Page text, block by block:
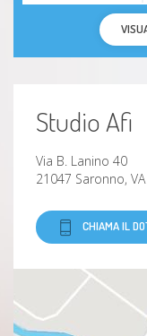
Studio Afi
Via B. Lanino 40
21047 Saronno, VA
CHIAMA IL